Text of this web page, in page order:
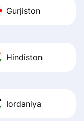
Gurjiston
Hindiston
Iordaniya